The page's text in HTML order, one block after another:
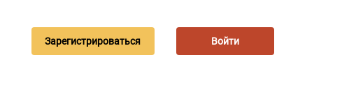
Зарегистрироваться Войти